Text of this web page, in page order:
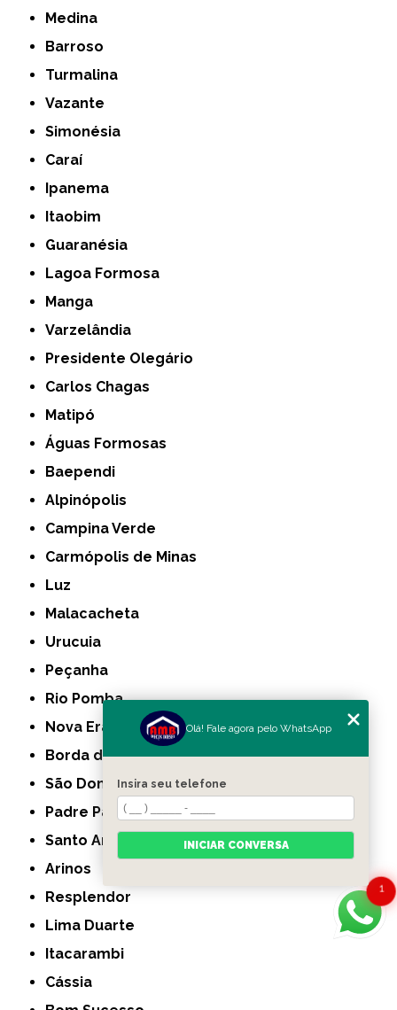
Medina
Barroso
Turmalina
Vazante
Simonésia
Caraí
Ipanema
Itaobim
Guaranésia
Lagoa Formosa
Manga
Varzelândia
Presidente Olegário
Carlos Chagas
Matipó
Águas Formosas
Baependi
Alpinópolis
Campina Verde
Carmópolis de Minas
Luz
Malacacheta
Urucuia
Peçanha
Rio Pomba
Nova Era
Borda da Mata
São Domingos do Prata
Padre Paraíso
Santo Antônio do Amparo
Arinos
Resplendor
Lima Duarte
Itacarambi
Cássia
1
Olá! Fale agora pelo WhatsApp
Insira seu telefone
INICIAR CONVERSA